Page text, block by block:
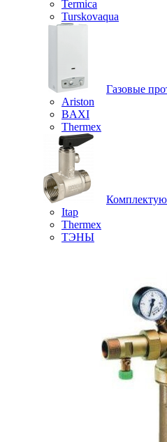
Termica
Turskovaqua
Газовые
Ariston
BAXI
Thermex
Itap
Thermex
ТЭНЫ